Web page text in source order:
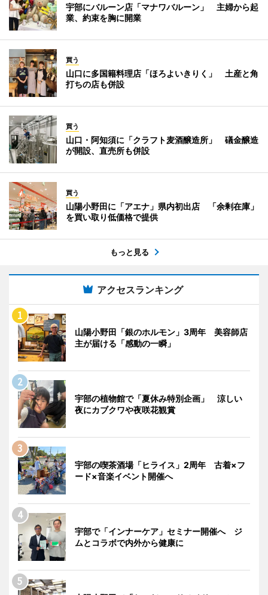
宇部にバルーン店「マナワバルーン」 主婦から起
業、約束を胸に開業
買う
山口に多国籍料理店「ほろよいきりく」 土産と角
打ちの店も併設
買う
山口・阿知須に「クラフト麦酒醸造所」 礒金醸造
が開設、直売所も併設
買う
山陽小野田に「アエナ」県内初出店 「余剰在庫」
を買い取り低価格で提供
もっと見る
アクセスランキング
山陽小野田「銀のホルモン」3周年 美容師店
主が届ける「感動の一瞬」
宇部の植物館で「夏休み特別企画」 涼しい
夜にカブクワや夜咲花観賞
宇部の喫茶酒場「ヒライス」2周年 古着×フ
ード×音楽イベント開催へ
宇部で「インナーケア」セミナー開催へ ジ
ムとコラボで内外から健康に